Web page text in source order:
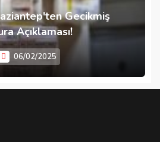
Gecikmiş
Açıklaması!
06/02/2025